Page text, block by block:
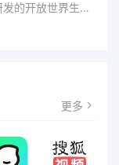
由腾讯光子工作室群研发的开放世界生存进化手游《失控进化》宣布，终极测试将于明日正式开启，目前测试资格预下
更多